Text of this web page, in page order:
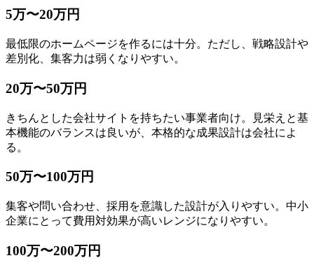
5万〜20万円
最低限のホームページを作るには十分。ただし、戦略設計や
差別化、集客力は弱くなりやすい。
20万〜50万円
きちんとした会社サイトを持ちたい事業者向け。見栄えと基
本機能のバランスは良いが、本格的な成果設計は会社によ
る。
50万〜100万円
集客や問い合わせ、採用を意識した設計が入りやすい。中小
企業にとって費用対効果が高いレンジになりやすい。
100万〜200万円